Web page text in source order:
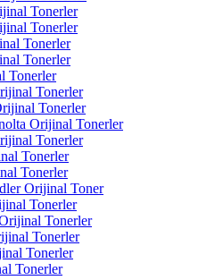
Tonerler
Tonerler
Tonerler
Tonerler
Tonerler
Tonerler
Tonerler
Orijinal Tonerler
Tonerler
Tonerler
Tonerler
Orijinal Toner
Tonerler
Tonerler
Tonerler
Tonerler
Tonerler